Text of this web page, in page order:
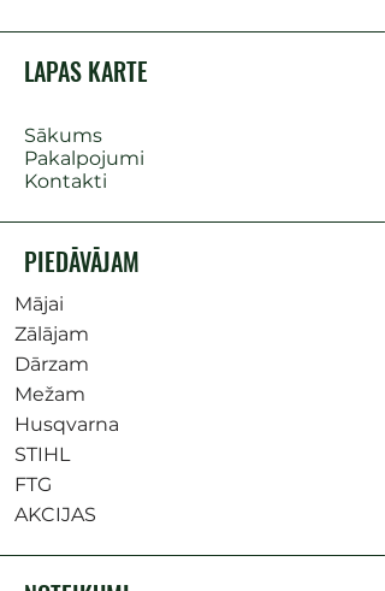
LAPAS KARTE
Sākums
Pakalpojumi
Kontakti
PIEDĀVĀJAM
Mājai
Zālājam
Dārzam
Mežam
Husqvarna
STIHL
FTG
AKCIJAS